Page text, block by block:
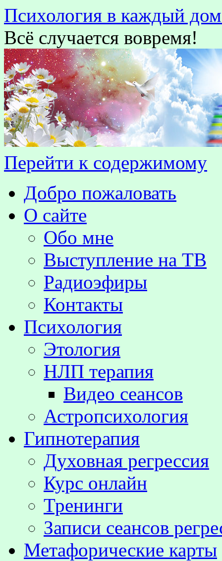
Психология в каждый
Всё случается вовремя!
Перейти к содержимому
Добро пожаловать
О сайте
Обо мне
Выступление на TВ
Радиоэфиры
Контакты
Психология
Этология
НЛП терапия
Видео сеансов
Астропсихология
Гипнотерапия
Духовная регрессия
Курс онлайн
Тренинги
Записи сеансов
Метафорические карты